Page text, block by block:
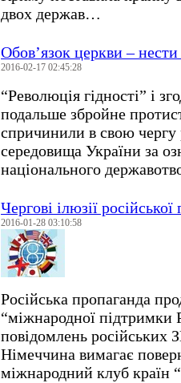
двох держав…
Обов’язок церкви –
2016-02-17 02:45:28
“Революція гідності” і
подальше збройне
спричинили в свою чергу
середовища України за
національного
Чергові ілюзії
2016-01-28 03:10:58
Російська пропаганда
“міжнародної підтримки
повідомлень російських
Німеччина вимагає
міжнародний клуб країн